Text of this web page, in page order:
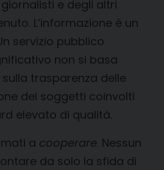
e degli altri
L’informazione è un
servizio pubblico
non si basa
trasparenza delle
dei soggetti coinvolti
elevato di qualità.
a cooperare. Nessun
da solo la sfida di